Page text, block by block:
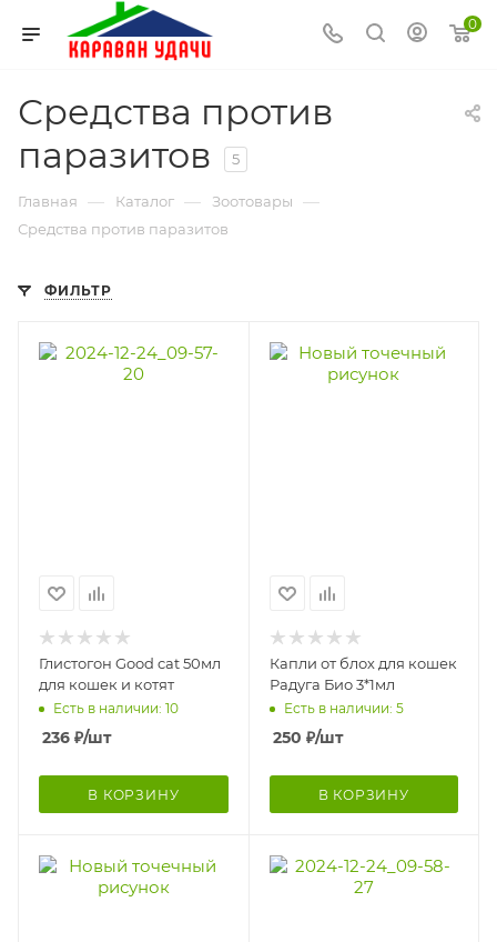
0
Средства против
паразитов
5
Главная — Каталог — Зоотовары —
Средства против паразитов
ФИЛЬТР
Глистогон Good cat 50мл
для кошек и котят
Есть в наличии: 10
236 ₽/шт
В КОРЗИНУ
Капли от блох для кошек
Радуга Био 3*1мл
Есть в наличии: 5
250 ₽/шт
В КОРЗИНУ